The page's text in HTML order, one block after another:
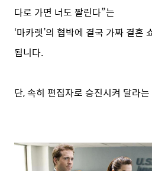
다로 가면 너도 짤린다”는
‘마카렛’의 협박에 결국 가짜 결혼
됩니다.
단, 속히 편집자로 승진시켜 달라